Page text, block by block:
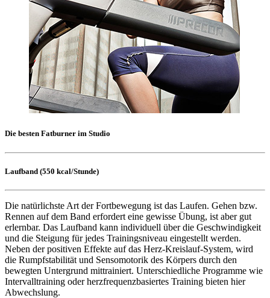
Die besten Fatburner im Studio
Laufband (550 kcal/Stunde)
Die natürlichste Art der Fortbewegung ist das Laufen. Gehen bzw.
Rennen auf dem Band erfordert eine gewisse Übung, ist aber gut
erlernbar. Das Laufband kann individuell über die Geschwindigkeit
und die Steigung für jedes Trainingsniveau eingestellt werden.
Neben der positiven Effekte auf das Herz-Kreislauf-System, wird
die Rumpfstabilität und Sensomotorik des Körpers durch den
bewegten Untergrund mittrainiert. Unterschiedliche Programme wie
Intervalltraining oder herzfrequenzbasiertes Training bieten hier
Abwechslung.